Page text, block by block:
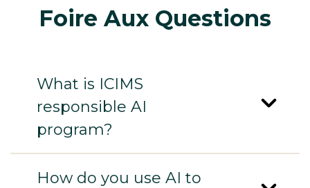
Foire Aux Questions
What is ICIMS
responsible AI
program?
How do you use AI to